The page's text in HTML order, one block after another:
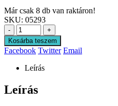
Már csak 8 db van raktáron!
SKU: 05293
-
+
Kosárba teszem
Facebook Twitter Email
Leírás
Leírás